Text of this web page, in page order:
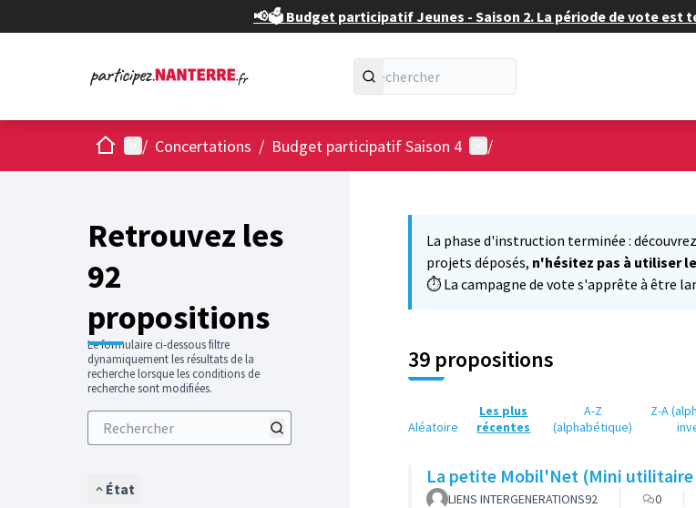
📢🗳️ Budget participatif Jeunes - Saison 2. La période de vote est
AccueilMenu principal
/ Concertations / Budget participatif Saison 4 Menu utilisateur
/
Retrouvez les
92
propositions
Le formulaire ci-dessous filtre
dynamiquement les résultats de la
recherche lorsque les conditions de
recherche sont modifiées.
État
La phase d'instruction terminée :
projets déposés, n'hésitez pas à utiliser
⏱️ La campagne de vote s'apprête à être
39 propositions
Aléatoire
Les plus
récentes
A-Z
(alphabétique)
Z-A
La petite Mobil'Net (Mini
LIENS INTERGENERATIONS92 0